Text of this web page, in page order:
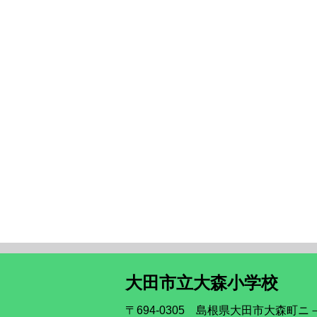
大田市立大森小学校
〒694‐0305 島根県大田市大森町ニ